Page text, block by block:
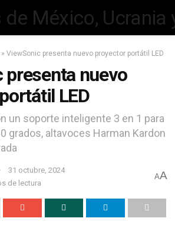
» ViewSonic presenta nuevo proyector portátil LED
presenta nuevo
LED
un soporte inteligente 3 en 1 para
grados, altavoces Harman Kardon
31 octubre, 2024
de lectura
AA